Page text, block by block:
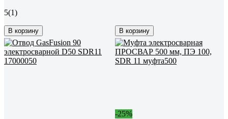
5(1)
В корзину В корзину
-25%